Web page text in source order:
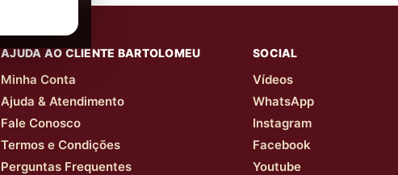
AJUDA AO CLIENTE BARTOLOMEU
Minha Conta
Ajuda & Atendimento
Fale Conosco
Termos e Condições
Perguntas Frequentes
SOCIAL
Vídeos
WhatsApp
Instagram
Facebook
Youtube